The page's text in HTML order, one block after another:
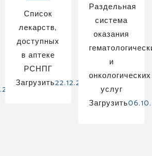
Список
лекарств,
доступных
в аптеке
РСНПГ
Загрузить22.12.2022
Раздельная
система
оказания
и
онкологических
услуг
Загрузить